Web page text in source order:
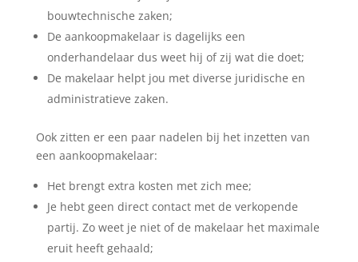
bouwtechnische zaken;
De aankoopmakelaar is dagelijks een
onderhandelaar dus weet hij of zij wat die doet;
De makelaar helpt jou met diverse juridische en
administratieve zaken.
Ook zitten er een paar nadelen bij het inzetten van
een aankoopmakelaar:
Het brengt extra kosten met zich mee;
Je hebt geen direct contact met de verkopende
partij. Zo weet je niet of de makelaar het maximale
eruit heeft gehaald;